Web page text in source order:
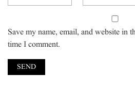
Save my name, email, and website in
time I comment.